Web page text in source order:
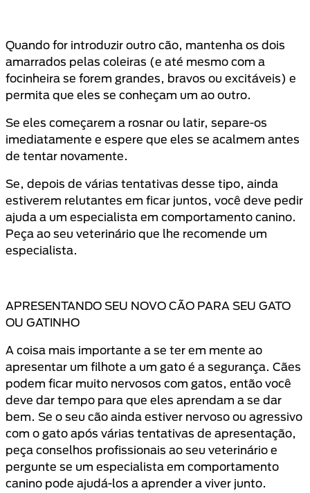
Quando for introduzir outro cão, mantenha os dois
amarrados pelas coleiras (e até mesmo com a
focinheira se forem grandes, bravos ou excitáveis) e
permita que eles se conheçam um ao outro.
Se eles começarem a rosnar ou latir, separe-os
imediatamente e espere que eles se acalmem antes
de tentar novamente.
Se, depois de várias tentativas desse tipo, ainda
estiverem relutantes em ficar juntos, você deve pedir
ajuda a um especialista em comportamento canino.
Peça ao seu veterinário que lhe recomende um
especialista.
APRESENTANDO SEU NOVO CÃO PARA SEU GATO
OU GATINHO
A coisa mais importante a se ter em mente ao
apresentar um filhote a um gato é a segurança. Cães
podem ficar muito nervosos com gatos, então você
deve dar tempo para que eles aprendam a se dar
bem. Se o seu cão ainda estiver nervoso ou agressivo
com o gato após várias tentativas de apresentação,
peça conselhos profissionais ao seu veterinário e
pergunte se um especialista em comportamento
canino pode ajudá-los a aprender a viver junto.